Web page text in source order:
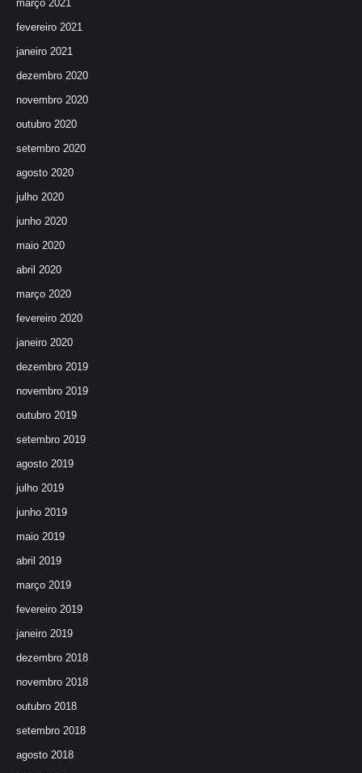
março 2021
fevereiro 2021
janeiro 2021
dezembro 2020
novembro 2020
outubro 2020
setembro 2020
agosto 2020
julho 2020
junho 2020
maio 2020
abril 2020
março 2020
fevereiro 2020
janeiro 2020
dezembro 2019
novembro 2019
outubro 2019
setembro 2019
agosto 2019
julho 2019
junho 2019
maio 2019
abril 2019
março 2019
fevereiro 2019
janeiro 2019
dezembro 2018
novembro 2018
outubro 2018
setembro 2018
agosto 2018